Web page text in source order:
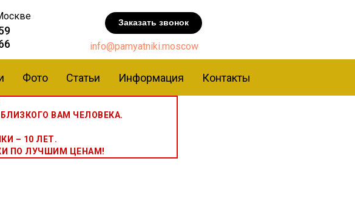
info@pamyatniki.moscow
Заказать звонок
Фото Статьи Информация Контакты
ВАМ ЧЕЛОВЕКА.
– 10 ЛЕТ.
ПО ЛУЧШИМ ЦЕНАМ!